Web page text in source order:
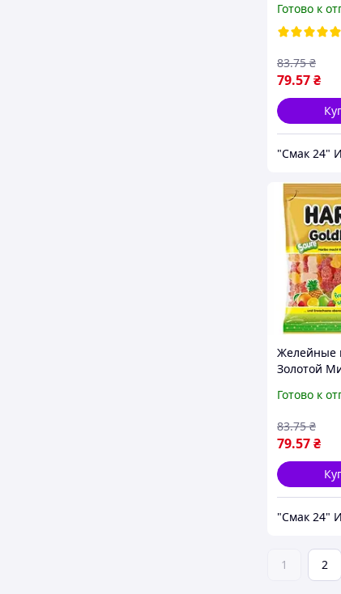
Готово к
79.57₴
83.75 ₴
Желейные
Золотой
Микс
175г
Готово к
79.57₴
83.75 ₴
1 2